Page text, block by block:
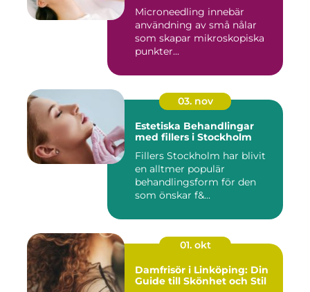
Microneedling innebär
användning av små nålar
som skapar mikroskopiska
punkter...
03. nov
Estetiska Behandlingar
med fillers i Stockholm
Fillers Stockholm har blivit
en alltmer populär
behandlingsform för den
som önskar f&...
01. okt
Damfrisör i Linköping: Din
Guide till Skönhet och Stil